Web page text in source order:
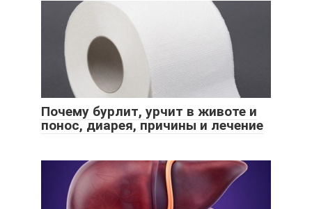
Почему бурлит, урчит в животе и
понос, диарея, причины и лечение